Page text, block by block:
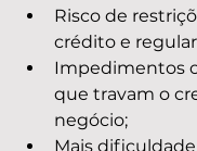
Risco de
crédito e
Impedimentos
que travam o
negócio;
Mais